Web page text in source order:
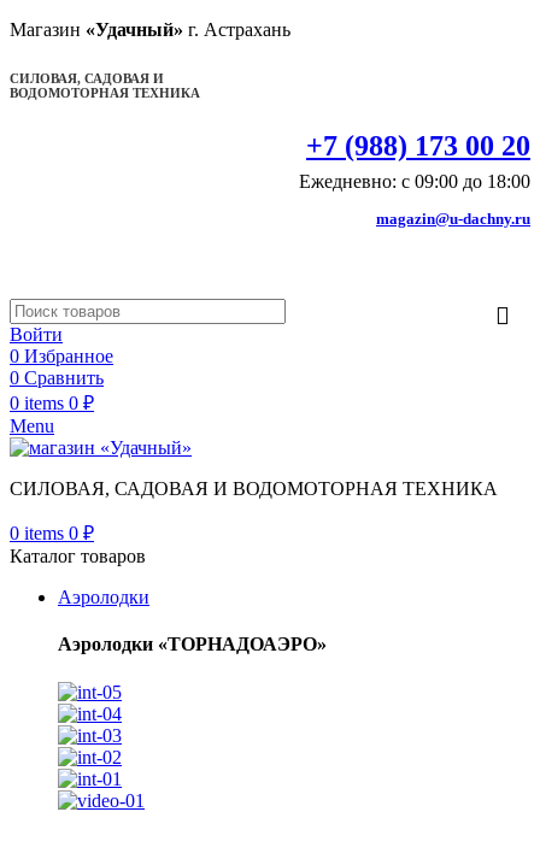
Магазин «Удачный» г. Астрахань
СИЛОВАЯ, САДОВАЯ И
ВОДОМОТОРНАЯ ТЕХНИКА
+7 (988) 173 00 20
Ежедневно: с 09:00 до 18:00
magazin@u-dachny.ru
Войти
0 Избранное
0 Сравнить
0 items 0 ₽
Menu
СИЛОВАЯ, САДОВАЯ И ВОДОМОТОРНАЯ ТЕХНИКА
0 items 0 ₽
Каталог товаров
Аэролодки
Аэролодки «ТОРНАДОАЭРО»